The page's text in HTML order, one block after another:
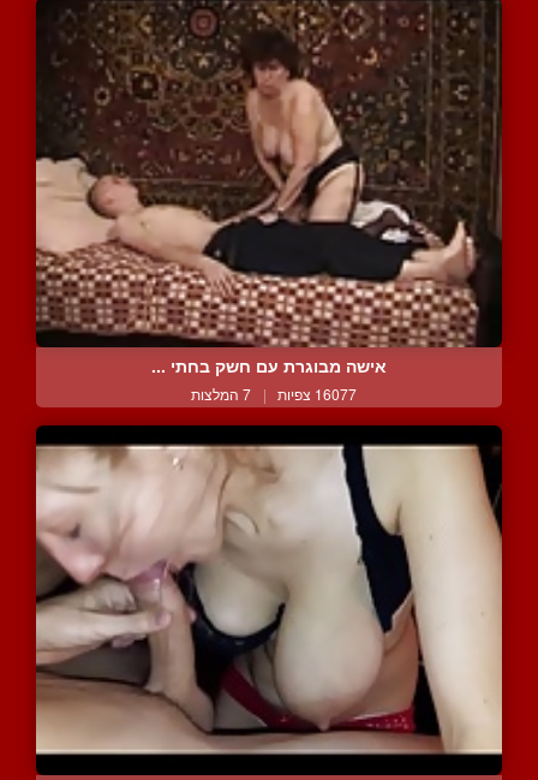
אישה מבוגרת עם חשק בחתי ...
16077 צפיות | 7 המלצות